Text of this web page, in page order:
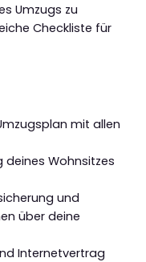
Umzugs zu
Checkliste für
mit allen
Wohnsitzes
und
über deine
Internetvertrag